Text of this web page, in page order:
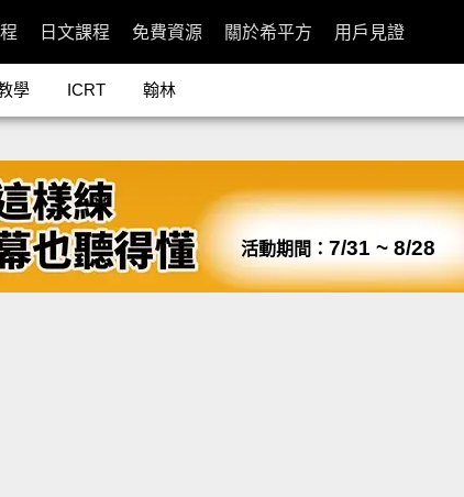
日文課程 免費資源 關於希平方 用戶見證
學 ICRT 翰林
活動期間： 7/31 ~ 8/28